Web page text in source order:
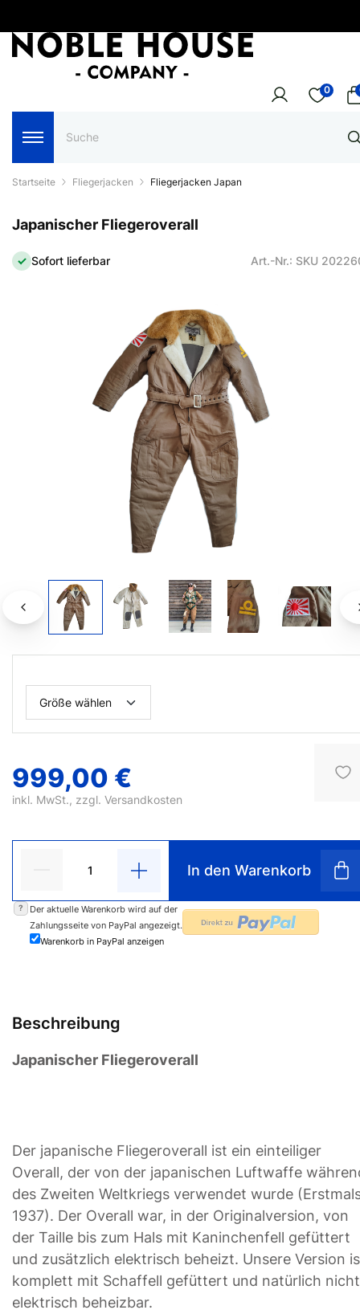
0
Startseite Fliegerjacken Fliegerjacken Japan
Japanischer Fliegeroverall
Sofort lieferbar Art.-Nr.: SKU
999,00 €
inkl. MwSt., zzgl. Versandkosten
In den Warenkorb
?
Der aktuelle Warenkorb wird auf der
Zahlungsseite von PayPal angezeigt.
Warenkorb in PayPal anzeigen
Beschreibung
Japanischer Fliegeroverall
Der japanische Fliegeroverall ist ein einteiliger
Overall, der von der japanischen Luftwaffe
des Zweiten Weltkriegs verwendet wurde
1937). Der Overall war, in der Originalversion, von
der Taille bis zum Hals mit Kaninchenfell gefüttert
und zusätzlich elektrisch beheizt. Unsere Version
komplett mit Schaffell gefüttert und natürlich nicht
elektrisch beheizbar.